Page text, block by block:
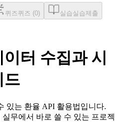
퀴즈퀴즈 (0) 실습실습제출
터 수집과 시
드
있는 환율 API 활용법입니다.
무에서 바로 쓸 수 있는 프로젝